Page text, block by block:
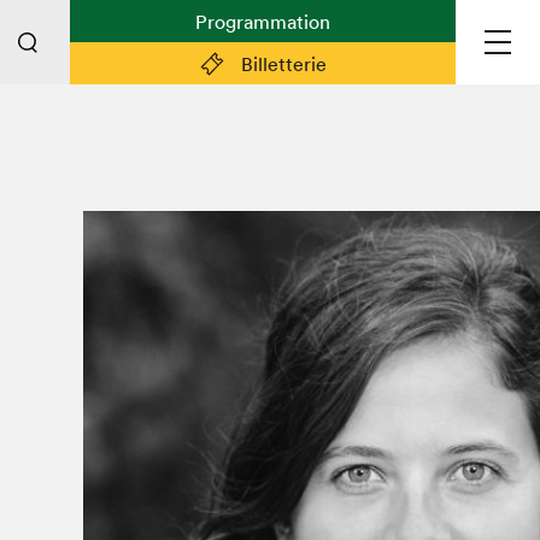
Billetterie
Programmation
Planifier sa visite (prix d'entrée,
horaire, info pratiques)
Billetterie: achetez vos billets!
FAQ visiteur·euse·s
Espace professionnel·le·s
Espace enseignant·e·s
Espace médias
Devenir bénévole
Espace exposant·e·s